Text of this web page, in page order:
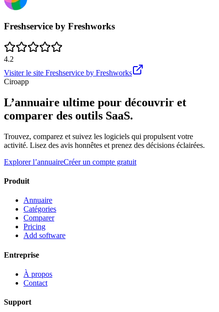
Freshservice by Freshworks
4.2
Visiter le site Freshservice by Freshworks
Ciroapp
L’annuaire ultime pour découvrir et
comparer des outils SaaS.
Trouvez, comparez et suivez les logiciels qui propulsent votre
activité. Lisez des avis honnêtes et prenez des décisions éclairées.
Explorer l’annuaireCréer un compte gratuit
Produit
Annuaire
Catégories
Comparer
Pricing
Add software
Entreprise
À propos
Contact
Support